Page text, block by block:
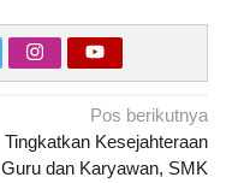
Pos berikutnya
Tingkatkan Kesejahteraan
Guru dan Karyawan, SMK